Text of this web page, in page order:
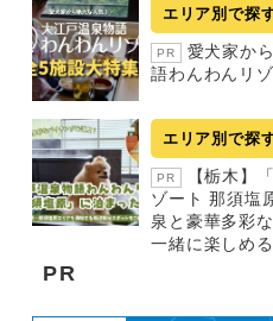
エリア別で探
PR
愛犬家か
語わんわんリ
エリア別で探
PR
【栃木】
ゾート 那須塩
泉と豪華多彩
一緒に楽しめ
PR